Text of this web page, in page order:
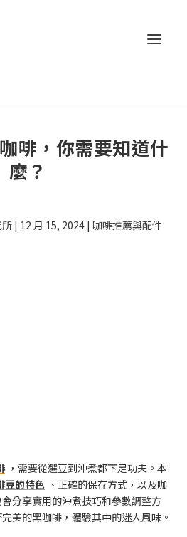
啡，你需要知道什
麼？
| 12 月 15, 2024 | 咖啡推薦與配件
，需要從選豆到沖煮都下足功夫。本
豆的特色 、正確的保存方式，以及咖
分享實用的沖煮技巧和參數調整方
美的黑咖啡，體驗其中的迷人風味。